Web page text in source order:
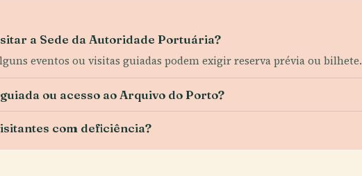
a Sede da Autoridade Portuária?
eventos ou visitas guiadas podem exigir reserva prévia ou bilhete.
ou acesso ao Arquivo do Porto?
com deficiência?